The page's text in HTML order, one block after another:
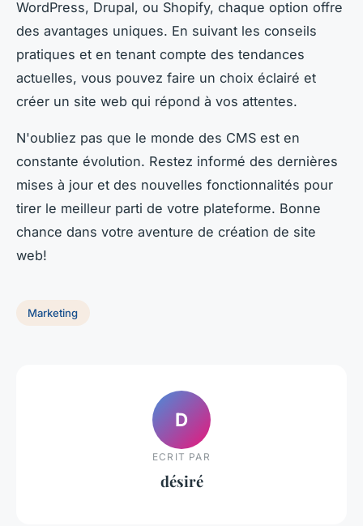
WordPress, Drupal, ou Shopify, chaque option offre
des avantages uniques. En suivant les conseils
pratiques et en tenant compte des tendances
actuelles, vous pouvez faire un choix éclairé et
créer un site web qui répond à vos attentes.
N'oubliez pas que le monde des CMS est en
constante évolution. Restez informé des dernières
mises à jour et des nouvelles fonctionnalités pour
tirer le meilleur parti de votre plateforme. Bonne
chance dans votre aventure de création de site
web!
Marketing
D
ECRIT PAR
désiré